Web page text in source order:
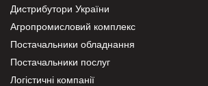
Дистрибутори України
Агропромисловий комплекс
Постачальники обладнання
Постачальники послуг
Логістичні компанії